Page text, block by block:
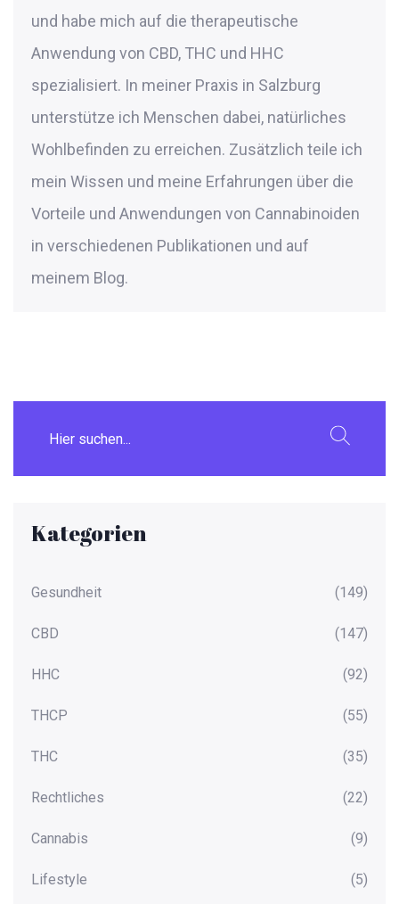
und habe mich auf die therapeutische
Anwendung von CBD, THC und HHC
spezialisiert. In meiner Praxis in Salzburg
unterstütze ich Menschen dabei, natürliches
Wohlbefinden zu erreichen. Zusätzlich teile ich
mein Wissen und meine Erfahrungen über die
Vorteile und Anwendungen von Cannabinoiden
in verschiedenen Publikationen und auf
meinem Blog.
Kategorien
Gesundheit (149)
CBD (147)
HHC (92)
THCP (55)
THC (35)
Rechtliches (22)
Cannabis (9)
Lifestyle (5)